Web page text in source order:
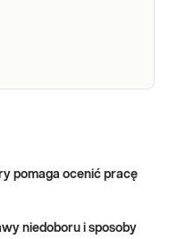
(TC, CHOL),
naczyniowego w skali
pomaga ocenić pracę
niedoboru i sposoby